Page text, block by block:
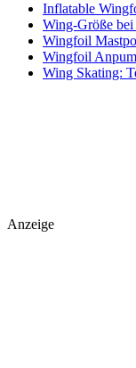
Inflatable
Wing-Größe
Wingfoil
Wingfoil
Wing Skating:
Anzeige